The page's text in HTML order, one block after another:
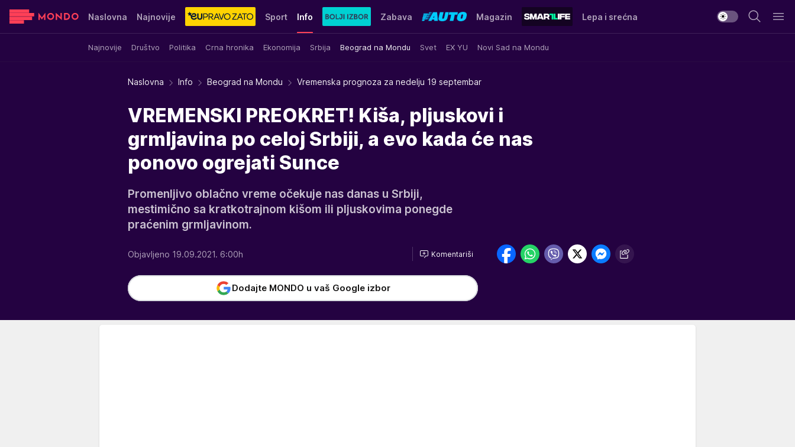
Naslovna Najnovije Sport Info
Najnovije Društvo Politika Crna hronika Ekonomija Srbija Beograd na Mondu Svet EX YU Novi Sad na Mondu
Zabava Magazin Lepa i srećna
Sensa Stvar ukusa Yumama
Naslovna Info Beograd na Mondu Vremenska prognoza za nedelju 19 septembar
VREMENSKI PREOKRET! Kiša, pljuskovi i
grmljavina po celoj Srbiji, a evo kada će nas
ponovo ogrejati Sunce
Promenljivo oblačno vreme očekuje nas danas u Srbiji,
mestimično sa kratkotrajnom kišom ili pljuskovima ponegde
praćenim grmljavinom.
Objavljeno 19.09.2021. 6:00h Komentariši
Dodajte MONDO u vaš Google izbor